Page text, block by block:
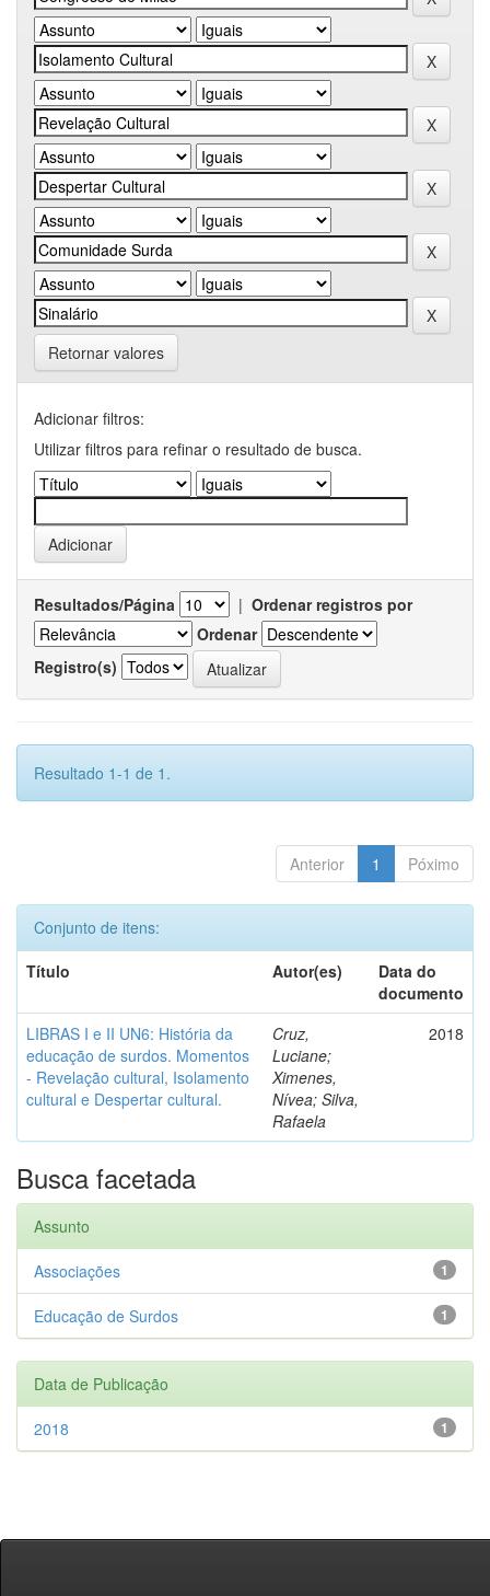
Retornar valores
Adicionar filtros:
Utilizar filtros para refinar o resultado de busca.
Resultados/Página | Ordenar registros por
Ordenar
Registro(s)
Resultado 1-1 de 1.
Anterior 1 Póximo
Conjunto de itens:
Título
Autor(es)
Data do
documento
LIBRAS I e II UN6: História da
educação de surdos. Momentos
- Revelação cultural, Isolamento
cultural e Despertar cultural.
Cruz,
Luciane;
Ximenes,
Nívea; Silva,
Rafaela
2018
Busca facetada
Assunto
1
Associações
1
Educação de Surdos
Data de Publicação
1
2018